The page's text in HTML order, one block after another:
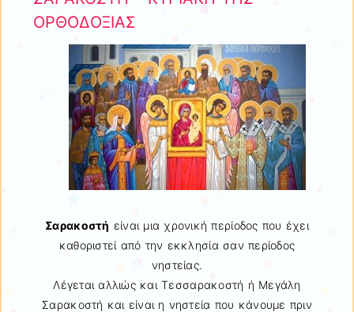
ΟΡΘΟΔΟΞΙΑΣ
Σαρακοστή είναι μια χρονική περίοδος που έχει
καθοριστεί από την εκκλησία σαν περίοδος
νηστείας.
Λέγεται αλλιώς και Τεσσαρακοστή ή Μεγάλη
Σαρακοστή και είναι η νηστεία που κάνουμε πριν